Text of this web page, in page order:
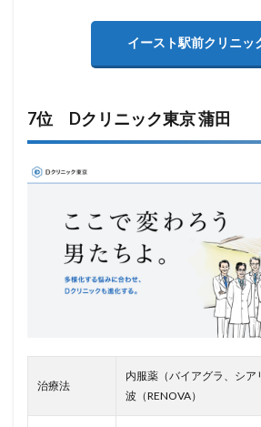
イースト駅前クリニ
7位 Dクリニック東京 蒲田
治療法
内服薬（バイアグラ、シア
波（RENOVA）